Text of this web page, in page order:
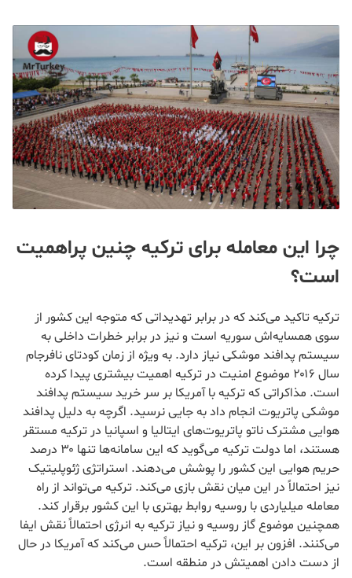
چرا این معامله برای ترکیه چنین پراهمیت
است؟
ترکیه تاکید می‌کند که در برابر تهدیداتی که متوجه این کشور از
سوی همسایه‌اش سوریه است و نیز در برابر خطرات داخلی به
سیستم پدافند موشکی نیاز دارد. به ویژه از زمان کودتای نافرجام
سال ۲۰۱۶ موضوع امنیت در ترکیه اهمیت بیشتری پیدا کرده
است. مذاکراتی که ترکیه با آمریکا بر سر خرید سیستم پدافند
موشکی پاتریوت انجام داد به جایی نرسید. اگرچه به دلیل پدافند
هوایی مشترک ناتو پاتریوت‌های ایتالیا و اسپانیا در ترکیه مستقر
هستند، اما دولت ترکیه می‌گوید که این سامانه‌ها تنها ۳۰ درصد
حریم هوایی این کشور را پوشش می‌دهند. استراتژی ژئوپلیتیک
نیز احتمالاً در این میان نقش بازی می‌کند. ترکیه می‌تواند از راه
معامله میلیاردی با روسیه روابط بهتری با این کشور برقرار کند.
همچنین موضوع گاز روسیه و نیاز ترکیه به انرژی احتمالاً نقش ایفا
می‌کنند. افزون بر این، ترکیه احتمالاً حس می‌کند که آمریکا در حال
از دست دادن اهمیتش در منطقه است.